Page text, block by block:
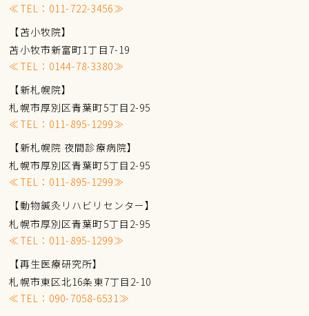
≪TEL： 011-722-3456≫
【苫小牧院】
苫小牧市新富町1丁目7-19
≪TEL： 0144-78-3380≫
【新札幌院】
札幌市厚別区青葉町5丁目2-95
≪TEL： 011-895-1299≫
【新札幌院 夜間診療病院】
札幌市厚別区青葉町5丁目2-95
≪TEL： 011-895-1299≫
【動物鍼灸リハビリセンター】
札幌市厚別区青葉町5丁目2-95
≪TEL： 011-895-1299≫
【再生医療研究所】
札幌市東区北16条東7丁目2-10
≪TEL： 090-7058-6531 ≫